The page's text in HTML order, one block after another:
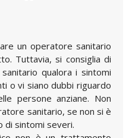
un operatore sanitario
Tuttavia, si consiglia di
qualora i sintomi
o vi siano dubbi riguardo
persone anziane. Non
sanitario, se non si è
di sintomi severi.